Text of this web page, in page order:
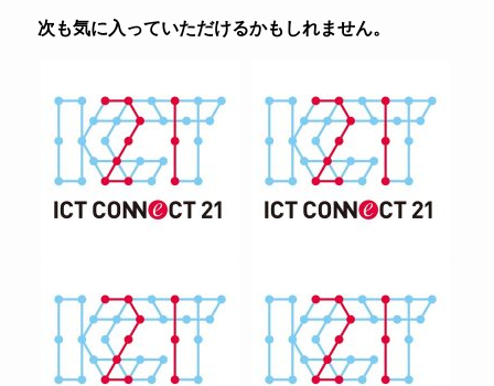
次も気に入っていただけるかもしれません。